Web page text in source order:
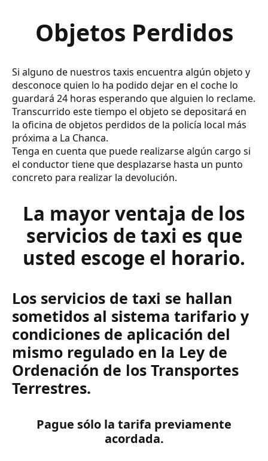
Objetos Perdidos
Si alguno de nuestros taxis encuentra algún objeto y
desconoce quien lo ha podido dejar en el coche lo
guardará 24 horas esperando que alguien lo reclame.
Transcurrido este tiempo el objeto se depositará en
la oficina de objetos perdidos de la policía local más
próxima a La Chanca.
Tenga en cuenta que puede realizarse algún cargo si
el conductor tiene que desplazarse hasta un punto
concreto para realizar la devolución.
La mayor ventaja de los
servicios de taxi es que
usted escoge el horario.
Los servicios de taxi se hallan
sometidos al sistema tarifario y
condiciones de aplicación del
mismo regulado en la Ley de
Ordenación de los Transportes
Terrestres.
Pague sólo la tarifa previamente
acordada.